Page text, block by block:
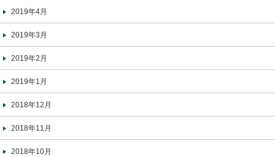
2019年4月
2019年3月
2019年2月
2019年1月
2018年12月
2018年11月
2018年10月